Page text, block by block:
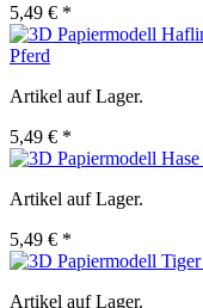
5,49 € *
Pferd
Artikel auf Lager.
5,49 € *
Artikel auf Lager.
5,49 € *
Artikel auf Lager.